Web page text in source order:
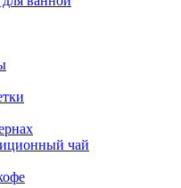
чай